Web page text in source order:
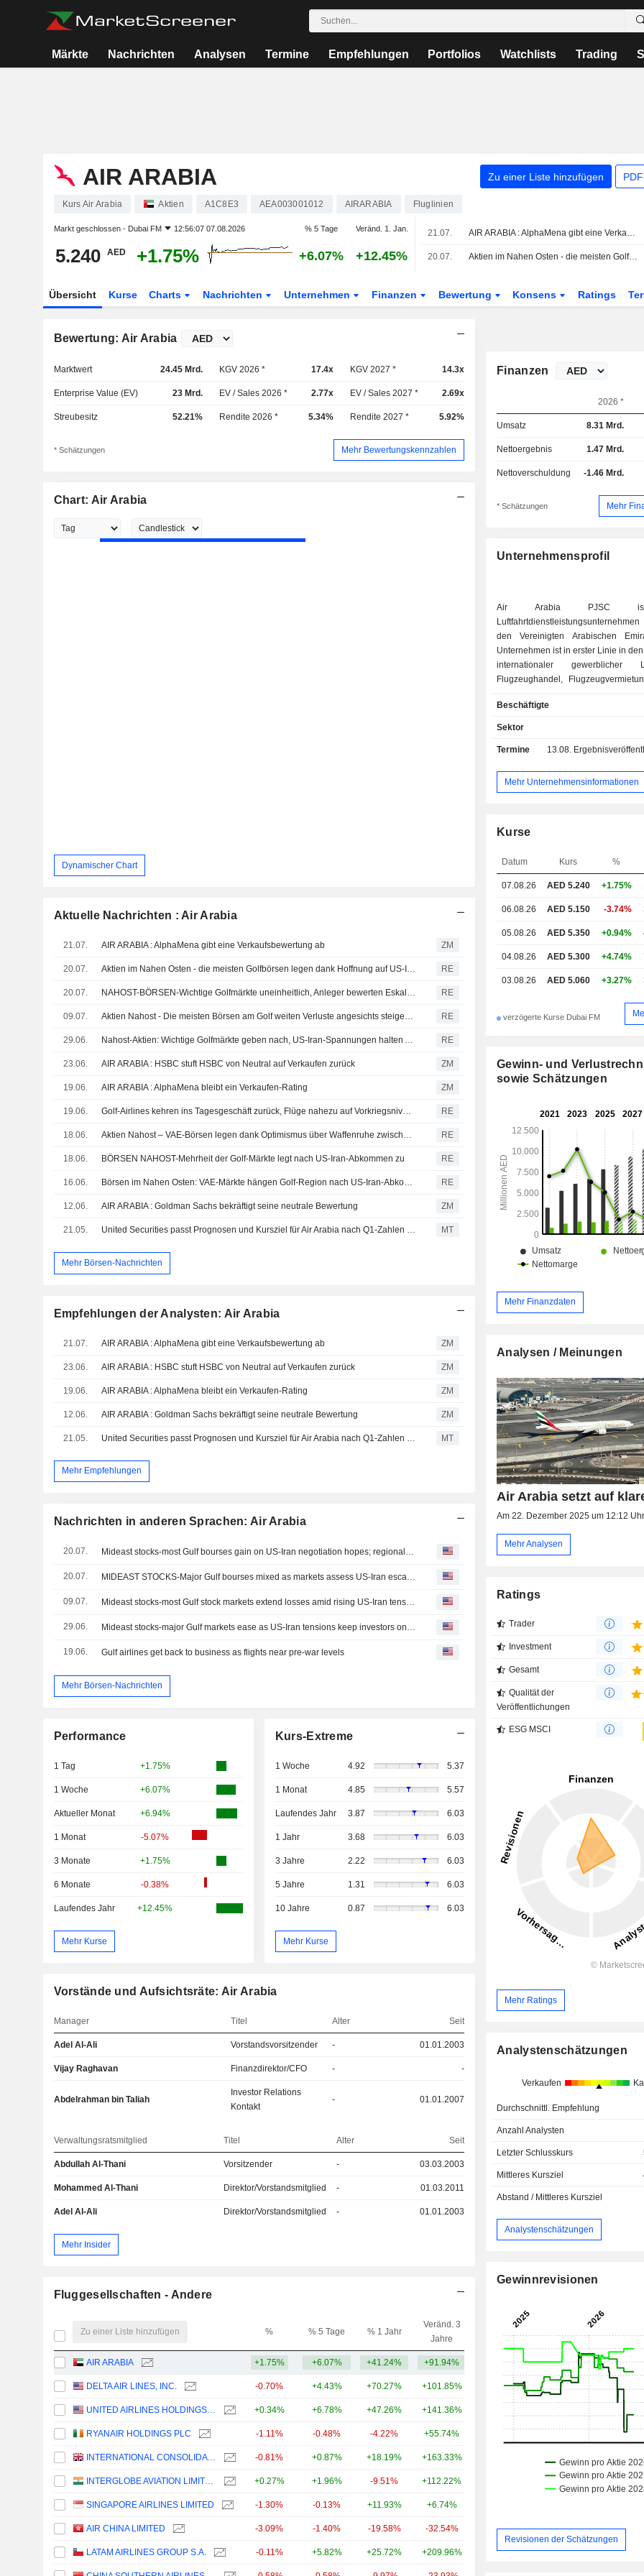
Märkte Nachrichten Analysen Termine Empfehlungen Portfolios Watchlists Trading
AIR ARABIA Zu einer Liste hinzufügen
Kurs Air Arabia Aktien A1C8E3 AEA003001012 AIRARABIA Fluglinien
Markt geschlossen - Dubai FM 12:56:07 07.08.2026 % 5 Tage Veränd. 1. Jan.
5.240 AED +1.75% +6.07% +12.45%
21.07. AIR ARABIA : AlphaMena gibt eine Verkaufsbewertung ab
20.07. Aktien im Nahen Osten - die meisten Golfbörsen legen dank Hoffnung auf US-Iran-Gespräche zu; regionale Risiken begrenzen die Gewinne
Übersicht Kurse Charts Nachrichten Unternehmen Finanzen Bewertung Konsens Ratings
Bewertung: Air Arabia
Marktwert 24.45 Mrd. KGV 2026 * 17.4x KGV 2027 * 14.3x
Enterprise Value (EV) 23 Mrd. EV / Sales 2026 * 2.77x EV / Sales 2027 * 2.69x
Streubesitz 52.21% Rendite 2026 * 5.34% Rendite 2027 * 5.92%
* Schätzungen Mehr Bewertungskennzahlen
Chart: Air Arabia
Dynamischer Chart
Aktuelle Nachrichten : Air Arabia
21.07. AIR ARABIA : AlphaMena gibt eine Verkaufsbewertung ab ZM
20.07. Aktien im Nahen Osten - die meisten Golfbörsen legen dank Hoffnung auf US-Iran-Gespräche zu; regionale Risiken begrenzen die Gewinne RE
20.07. NAHOST-BÖRSEN-Wichtige Golfmärkte uneinheitlich, Anleger bewerten Eskalation zwischen USA und Iran RE
09.07. Aktien Nahost - Die meisten Börsen am Golf weiten Verluste angesichts steigender US-Iran-Spannungen aus RE
29.06. Nahost-Aktien: Wichtige Golfmärkte geben nach, US-Iran-Spannungen halten Anleger in Atem RE
23.06. AIR ARABIA : HSBC stuft HSBC von Neutral auf Verkaufen zurück ZM
19.06. AIR ARABIA : AlphaMena bleibt ein Verkaufen-Rating ZM
19.06. Golf-Airlines kehren ins Tagesgeschäft zurück, Flüge nahezu auf Vorkriegsniveau RE
18.06. Aktien Nahost – VAE-Börsen legen dank Optimismus über Waffenruhe zwischen USA und Iran zu; Fed-Sorgen begrenzen Gewinne am Golf RE
18.06. BÖRSEN NAHOST-Mehrheit der Golf-Märkte legt nach US-Iran-Abkommen zu RE
16.06. Börsen im Nahen Osten: VAE-Märkte hängen Golf-Region nach US-Iran-Abkommen ab RE
12.06. AIR ARABIA : Goldman Sachs bekräftigt seine neutrale Bewertung ZM
21.05. United Securities passt Prognosen und Kursziel für Air Arabia nach Q1-Zahlen an MT
Mehr Börsen-Nachrichten
Empfehlungen der Analysten: Air Arabia
21.07. AIR ARABIA : AlphaMena gibt eine Verkaufsbewertung ab ZM
23.06. AIR ARABIA : HSBC stuft HSBC von Neutral auf Verkaufen zurück ZM
19.06. AIR ARABIA : AlphaMena bleibt ein Verkaufen-Rating ZM
12.06. AIR ARABIA : Goldman Sachs bekräftigt seine neutrale Bewertung ZM
21.05. MT
Mehr Empfehlungen
Nachrichten in anderen Sprachen: Air Arabia
20.07.
20.07.
09.07.
29.06.
19.06. Gulf airlines get back to business as flights near pre-war levels
Mehr Börsen-Nachrichten
Performance
1 Tag +1.75%
1 Woche +6.07%
Aktueller Monat +6.94%
1 Monat -5.07%
3 Monate +1.75%
6 Monate -0.38%
Laufendes Jahr +12.45%
Mehr Kurse
Kurs-Extreme
1 Woche 4.92 5.37
1 Monat 4.85 5.57
Laufendes Jahr 3.87 6.03
1 Jahr 3.68 6.03
3 Jahre 2.22 6.03
5 Jahre 1.31 6.03
10 Jahre 0.87 6.03
Mehr Kurse
Vorstände und Aufsichtsräte: Air Arabia
Manager Titel Alter Seit
Adel Al-Ali Vorstandsvorsitzender - 01.01.2003
Vijay Raghavan Finanzdirektor/CFO - -
Abdelrahman bin Taliah
Investor Relations
Kontakt
- 01.01.2007
Verwaltungsratsmitglied Titel Alter Seit
Abdullah Al-Thani Vorsitzender - 03.03.2003
Mohammed Al-Thani Direktor/Vorstandsmitglied - 01.03.2011
Adel Al-Ali Direktor/Vorstandsmitglied - 01.01.2003
Mehr Insider
Fluggesellschaften - Andere
Zu einer Liste hinzufügen % % 5 Tage % 1 Jahr
Veränd. 3
Jahre
AIR ARABIA +1.75% +6.07% +41.24% +91.94% 6.54 Mrd.
DELTA AIR LINES, INC. -0.70% +4.43% +70.27% +101.85% 60.16 Mrd.
UNITED AIRLINES HOLDINGS, INC. +0.34% +6.78% +47.26% +141.36% 41.91 Mrd.
RYANAIR HOLDINGS PLC -1.11% -0.48% -4.22% +55.74% 30.25 Mrd.
INTERNATIONAL CONSOLIDATED AIRLINES GROUP, S.A. -0.81% +0.87% +18.19% +163.33%
INTERGLOBE AVIATION LIMITED +0.27% +1.96% -9.51% +112.22%
SINGAPORE AIRLINES LIMITED -1.30% -0.13% +11.93% +6.74%
AIR CHINA LIMITED -3.09% -1.40% -19.58% -32.54% 16.86 Mrd.
LATAM AIRLINES GROUP S.A. -0.11% +5.82% +25.72% +209.96% 16.56 Mrd.
Finanzen
2026 *
Umsatz 8.31 Mrd.
Nettoergebnis 1.47 Mrd.
Nettoverschuldung -1.46 Mrd.
* Schätzungen Mehr
Unternehmensprofil
Air Arabia PJSC
den Vereinigten Arabischen
Unternehmen ist in erster Linie in
internationaler gewerblicher
Flugzeughandel,
Tourismusagenturen, gewerbliche
Hotels, Hotelapartments,
Personenbeförderung,
ist in zwei Segmente
Flugsegment und sonstige
Flugzeugvermietung, den
Luftfahrtbereich sowie die
Wartung von Flugzeugen. Die
Tourismusagenturen, Hotels, die
Fluggesellschaften
Dokumententransportdienste.
Beschäftigte
Sektor
Termine 13.08.
Mehr Unternehmensinformationen
Kurse
Datum Kurs %
07.08.26 AED 5.240 +1.75%
06.08.26 AED 5.150 -3.74%
05.08.26 AED 5.350 +0.94%
04.08.26 AED 5.300 +4.74%
03.08.26 AED 5.060 +3.27%
verzögerte Kurse Dubai FM
Gewinn- und
sowie Schätzungen
Mehr Finanzdaten
Analysen / Meinungen
Air Arabia setzt auf
Am 22. Dezember 2025 um 12:12 Uhr
Mehr Analysen
Ratings
Trader
Investment
Gesamt
Qualität der
Veröffentlichungen
ESG MSCI
Mehr Ratings
Analystenschätzungen
Verkaufen
Durchschnittl. Empfehlung
Anzahl Analysten
Letzter Schlusskurs
Mittleres Kursziel
Abstand / Mittleres Kursziel
Analystenschätzungen
Gewinnrevisionen
Revisionen der Schätzungen